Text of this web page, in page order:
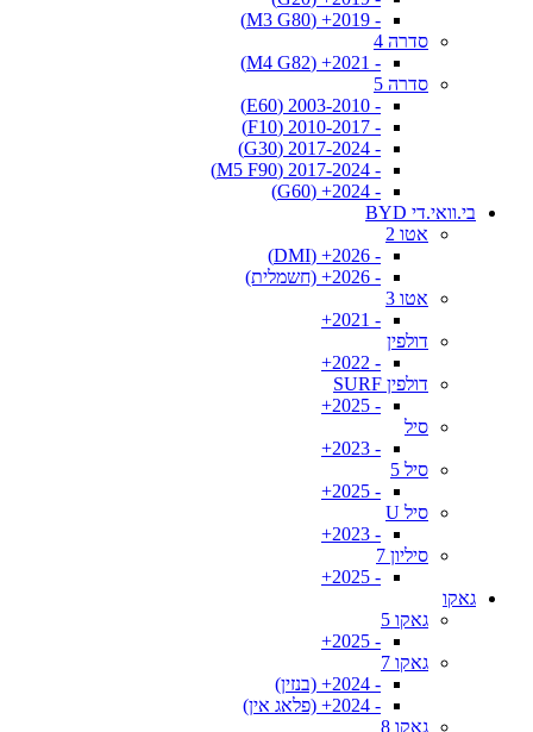
- 2019+ (M3 G80)
סדרה 4
- 2021+ (M4 G82)
סדרה 5
- 2003-2010 (E60)
- 2010-2017 (F10)
- 2017-2024 (G30)
- 2017-2024 (M5 F90)
- 2024+ (G60)
בי.וואי.די BYD
אטו 2
- 2026+ (DMI)
- 2026+ (חשמלית)
אטו 3
- 2021+
דולפין
- 2022+
דולפין SURF
- 2025+
סיל
- 2023+
סיל 5
- 2025+
סיל U
- 2023+
סיליון 7
- 2025+
גאקו
גאקו 5
- 2025+
גאקו 7
- 2024+ (בנזין)
- 2024+ (פלאג אין)
גאקו 8